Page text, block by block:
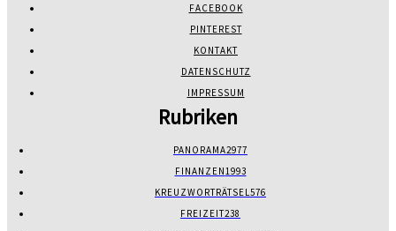
FACEBOOK
PINTEREST
KONTAKT
DATENSCHUTZ
IMPRESSUM
Rubriken
PANORAMA2977
FINANZEN1993
KREUZWORTRÄTSEL 576
FREIZEIT238